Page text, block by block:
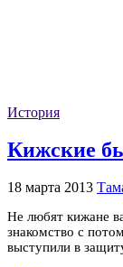
История
Кижские
18 марта 2013
Не любят кижане
знакомство с
выступили в